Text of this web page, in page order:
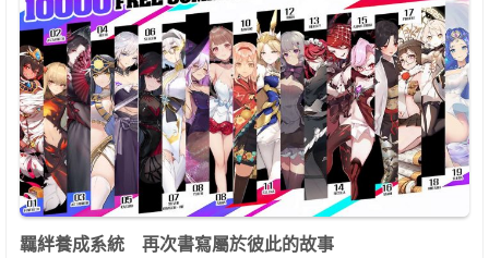
羈絆養成系統 再次書寫屬於彼此的故事